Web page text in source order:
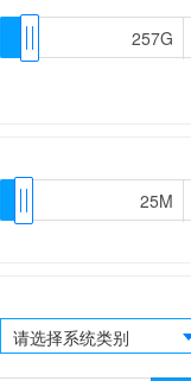
257G
257G
25M
25M
请选择系统类别